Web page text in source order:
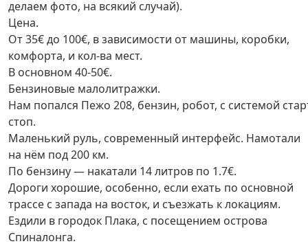
делаем фото, на всякий случай).
Цена.
От 35€ до 100€, в зависимости от машины, коробки,
комфорта, и кол-ва мест.
В основном 40-50€.
Бензиновые малолитражки.
Нам попался Пежо 208, бензин, робот, с системой
стоп.
Маленький руль, современный интерфейс. Намотали
на нём под 200 км.
По бензину — накатали 14 литров по 1.7€.
Дороги хорошие, особенно, если ехать по основной
трассе с запада на восток, и съезжать к локациям.
Ездили в городок Плака, с посещением острова
Спиналонга.